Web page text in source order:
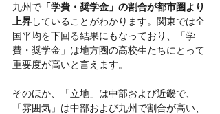
九州で 「学費・奨学金」の割合が都市圏より
上昇していることがわかります。関東では全
国平均を下回る結果にもなっており、「学
費・奨学金」は地方圏の高校生たちにとって
重要度が高いと言えます。
そのほか、「立地」は中部および近畿で、
「雰囲気」は中部および九州で割合が高い、